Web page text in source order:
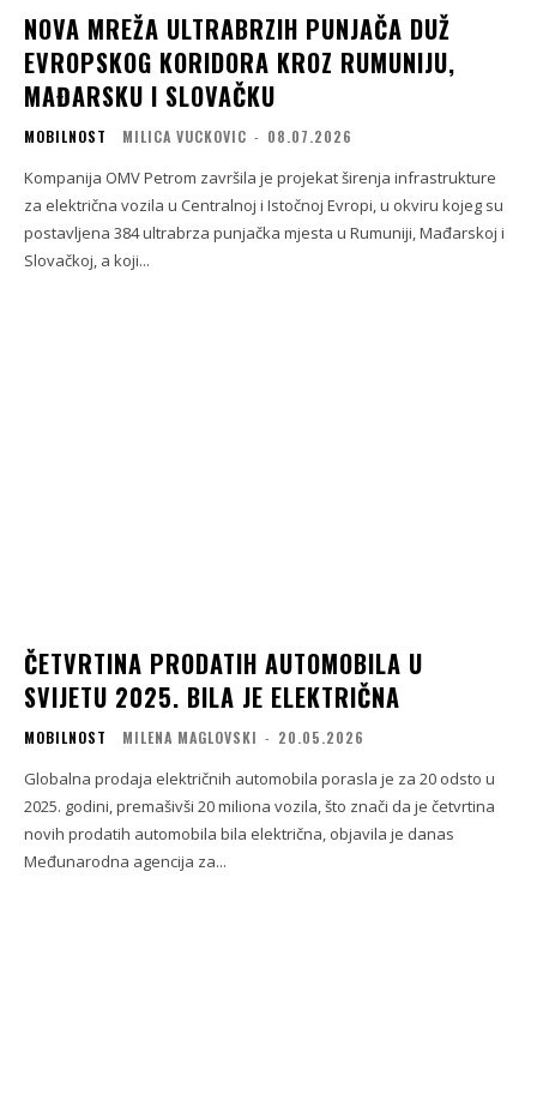
NOVA MREŽA ULTRABRZIH PUNJAČA DUŽ
EVROPSKOG KORIDORA KROZ RUMUNIJU,
MAĐARSKU I SLOVAČKU
MOBILNOST MILICA VUCKOVIC - 08.07.2026
Kompanija OMV Petrom završila je projekat širenja infrastrukture
za električna vozila u Centralnoj i Istočnoj Evropi, u okviru kojeg su
postavljena 384 ultrabrza punjačka mjesta u Rumuniji, Mađarskoj i
Slovačkoj, a koji...
ČETVRTINA PRODATIH AUTOMOBILA U
SVIJETU 2025. BILA JE ELEKTRIČNA
MOBILNOST MILENA MAGLOVSKI - 20.05.2026
Globalna prodaja električnih automobila porasla je za 20 odsto u
2025. godini, premašivši 20 miliona vozila, što znači da je četvrtina
novih prodatih automobila bila električna, objavila je danas
Međunarodna agencija za...